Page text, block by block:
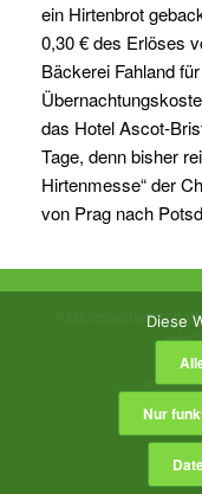
ein Hirtenbrot
0,30 € des Erlöses
Bäckerei Fahland
das Hotel Ascot-
Tage, denn bisher
Hirtenmesse“ der
von Prag nach
Kontakt
Diese
Nur